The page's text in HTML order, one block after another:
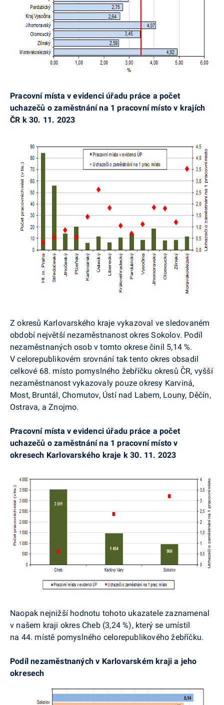
Pracovní místa v evidenci úřadu práce a počet
uchazečů o zaměstnání na 1 pracovní místo v krajích
ČR k 30. 11. 2023
Z okresů Karlovarského kraje vykazoval ve sledovaném
období největší nezaměstnanost okres Sokolov. Podíl
nezaměstnaných osob v tomto okrese činil 5,14 %.
V celorepublikovém srovnání tak tento okres obsadil
celkové 68. místo pomyslného žebříčku okresů ČR, vyšší
nezaměstnanost vykazovaly pouze okresy Karviná,
Most, Bruntál, Chomutov, Ústí nad Labem, Louny, Děčín,
Ostrava, a Znojmo.
Pracovní místa v evidenci úřadu práce a počet
uchazečů o zaměstnání na 1 pracovní místo v
okresech Karlovarského kraje k 30. 11. 2023
Naopak nejnižší hodnotu tohoto ukazatele zaznamenal
v našem kraji okres Cheb (3,24 %), který se umístil
na 44. místě pomyslného celorepublikového žebříčku.
Podíl nezaměstnaných v Karlovarském kraji a jeho
okresech